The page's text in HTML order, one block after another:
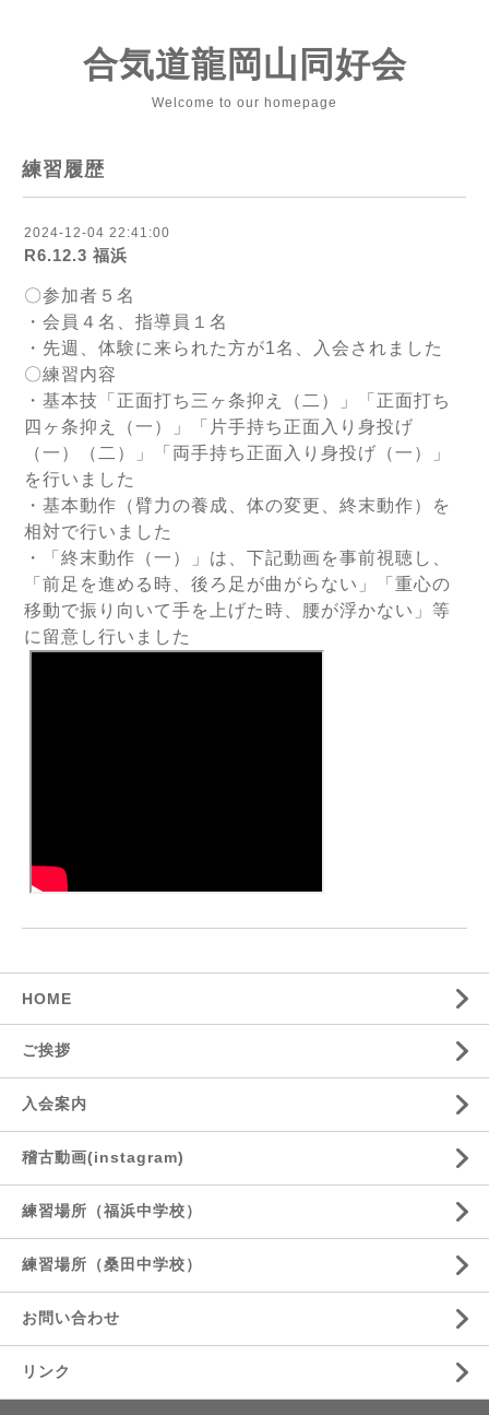
合気道龍岡山同好会
Welcome to our homepage
練習履歴
2024-12-04 22:41:00
R6.12.3 福浜
〇参加者５名
・会員４名、指導員１名
・先週、体験に来られた方が1名、入会されました
〇練習内容
・基本技「正面打ち三ヶ条抑え（二）」「正面打ち
四ヶ条抑え（一）」「片手持ち正面入り身投げ
（一）（二）」「両手持ち正面入り身投げ（一）」
を行いました
・基本動作（臂力の養成、体の変更、終末動作）を
相対で行いました
・「終末動作（一）」は、下記動画を事前視聴し、
「前足を進める時、後ろ足が曲がらない」「重心の
移動で振り向いて手を上げた時、腰が浮かない」等
に留意し行いました
HOME
ご挨拶
入会案内
稽古動画(instagram)
練習場所（福浜中学校）
練習場所（桑田中学校）
お問い合わせ
リンク